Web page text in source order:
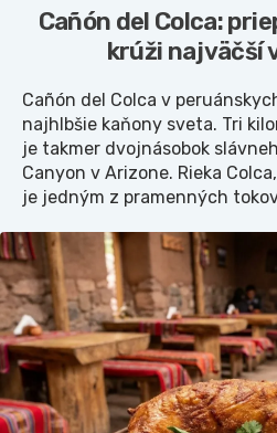
Cañón del Colca:
krúži najväčší
Cañón del Colca v
najhlbšie kaňony sveta. Tri
je takmer dvojnásobok
Canyon v Arizone. Rieka
je jedným z pramenných